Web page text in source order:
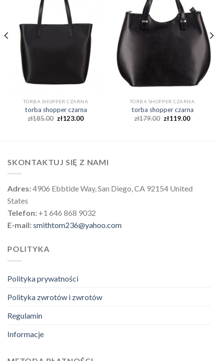
TORBA SHOPPER CZARNA
torba shopper czarna
zł185.00 zł123.00
TORBA SHOPPER CZARNA
torba shopper czarna
zł179.00 zł119.00
SKONTAKTUJ SIĘ Z NAMI
Adres:4906 Ebbtide Way, San Diego, CA 92154 United
States
Telefon: +1 646 868 9032
E-mail:smithtom236@yahoo.com
POLITYKA
Polityka prywatności
Polityka zwrotów i zwrotów
Regulamin
Informacje